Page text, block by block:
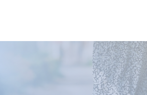
お問い合わせ